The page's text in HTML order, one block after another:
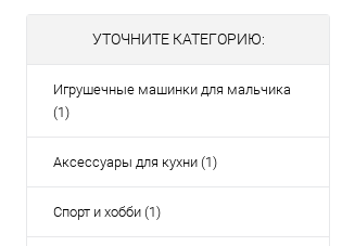
УТОЧНИТЕ КАТЕГОРИЮ:
Игрушечные машинки для мальчика
(1)
Аксессуары для кухни (1)
Спорт и хобби (1)